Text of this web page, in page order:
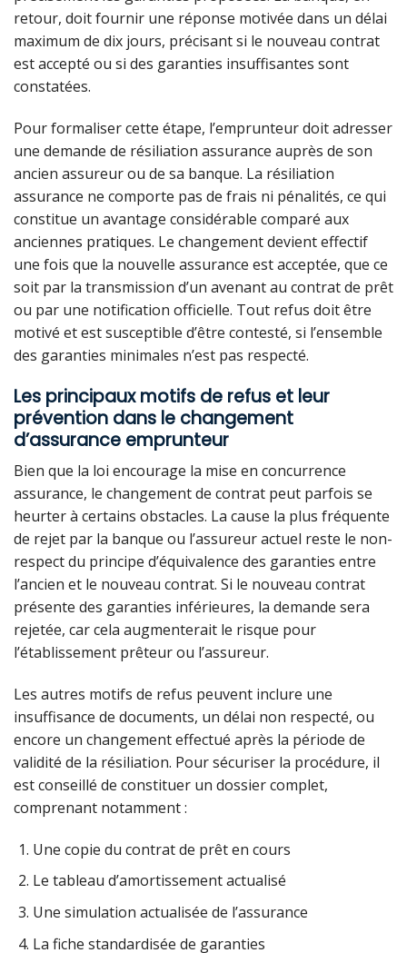
retour, doit fournir une réponse motivée dans un délai
maximum de dix jours, précisant si le nouveau contrat
est accepté ou si des garanties insuffisantes sont
constatées.
Pour formaliser cette étape, l’emprunteur doit adresser
une demande de résiliation assurance auprès de son
ancien assureur ou de sa banque. La résiliation
assurance ne comporte pas de frais ni pénalités, ce qui
constitue un avantage considérable comparé aux
anciennes pratiques. Le changement devient effectif
une fois que la nouvelle assurance est acceptée, que ce
soit par la transmission d’un avenant au contrat de prêt
ou par une notification officielle. Tout refus doit être
motivé et est susceptible d’être contesté, si l’ensemble
des garanties minimales n’est pas respecté.
Les principaux motifs de refus et leur
prévention dans le changement
d’assurance emprunteur
Bien que la loi encourage la mise en concurrence
assurance, le changement de contrat peut parfois se
heurter à certains obstacles. La cause la plus fréquente
de rejet par la banque ou l’assureur actuel reste le non-
respect du principe d’équivalence des garanties entre
l’ancien et le nouveau contrat. Si le nouveau contrat
présente des garanties inférieures, la demande sera
rejetée, car cela augmenterait le risque pour
l’établissement prêteur ou l’assureur.
Les autres motifs de refus peuvent inclure une
insuffisance de documents, un délai non respecté, ou
encore un changement effectué après la période de
validité de la résiliation. Pour sécuriser la procédure, il
est conseillé de constituer un dossier complet,
comprenant notamment :
Une copie du contrat de prêt en cours
Le tableau d’amortissement actualisé
Une simulation actualisée de l’assurance
La fiche standardisée de garanties